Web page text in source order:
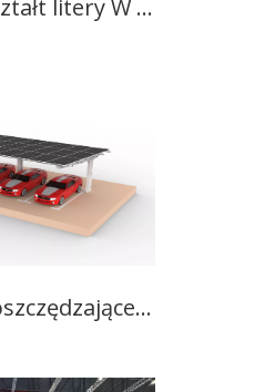
Dlaczego kształt litery W jest preferowanym wyborem komercyjnym
Najlepsze, oszczędzające miejsce rozwiązanie solarne dla parkingów komercyjnych